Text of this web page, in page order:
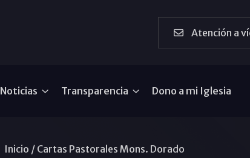
Atención a
Noticias Transparencia Dono a mi Iglesia
Inicio / Cartas Pastorales Mons. Dorado